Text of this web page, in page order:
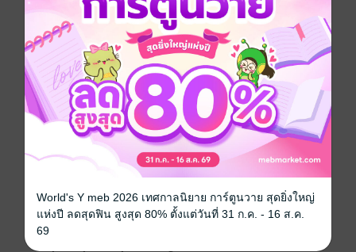
ความยาว 262 หน้า (≈ 77,951 คำ)
ราคาปก 219 บาท (ประหยัด 20%)
เล่มอื่นๆ ในซีรีส์ ดูทั้งหมด
World's Y meb 2026 เทศกาลนิยาย การ์ตูนวาย สุดยิ่งใหญ่
แห่งปี ลดสุดฟิน สูงสุด 80% ตั้งแต่วันที่ 31 ก.ค. - 16 ส.ค.
69